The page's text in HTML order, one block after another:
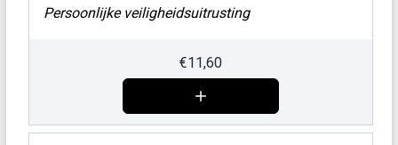
Persoonlijke veiligheidsuitrusting
€11,60